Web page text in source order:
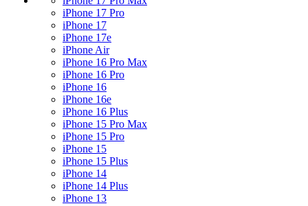
iPhone 17 Pro
iPhone 17
iPhone 17e
iPhone Air
iPhone 16 Pro Max
iPhone 16 Pro
iPhone 16
iPhone 16e
iPhone 16 Plus
iPhone 15 Pro Max
iPhone 15 Pro
iPhone 15
iPhone 15 Plus
iPhone 14
iPhone 14 Plus
iPhone 13